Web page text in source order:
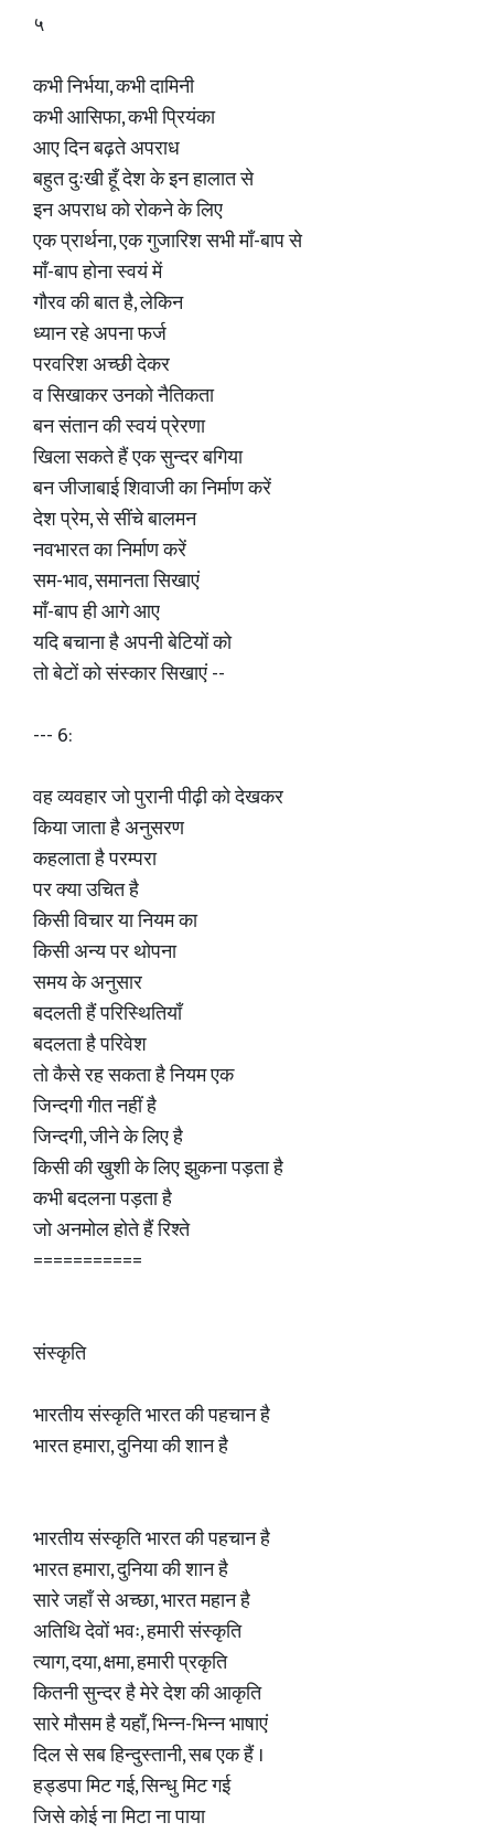
५
कभी निर्भया, कभी दामिनी
कभी आसिफा, कभी प्रियंका
आए दिन बढ़ते अपराध
बहुत दुःखी हूँ देश के इन हालात से
इन अपराध को रोकने के लिए
एक प्रार्थना, एक गुजारिश सभी माँ-बाप से
माँ-बाप होना स्वयं में
गौरव की बात है, लेकिन
ध्यान रहे अपना फर्ज
परवरिश अच्छी देकर
व सिखाकर उनको नैतिकता
बन संतान की स्वयं प्रेरणा
खिला सकते हैं एक सुन्दर बगिया
बन जीजाबाई शिवाजी का निर्माण करें
देश प्रेम, से सींचे बालमन
नवभारत का निर्माण करें
सम-भाव, समानता सिखाएं
माँ-बाप ही आगे आए
यदि बचाना है अपनी बेटियों को
तो बेटों को संस्कार सिखाएं --
--- 6:
वह व्यवहार जो पुरानी पीढ़ी को देखकर
किया जाता है अनुसरण
कहलाता है परम्परा
पर क्या उचित है
किसी विचार या नियम का
किसी अन्य पर थोपना
समय के अनुसार
बदलती हैं परिस्थितियाँ
बदलता है परिवेश
तो कैसे रह सकता है नियम एक
जिन्दगी गीत नहीं है
जिन्दगी, जीने के लिए है
किसी की खुशी के लिए झुकना पड़ता है
कभी बदलना पड़ता है
जो अनमोल होते हैं रिश्ते
===========
संस्कृति
भारतीय संस्कृति भारत की पहचान है
भारत हमारा, दुनिया की शान है
भारतीय संस्कृति भारत की पहचान है
भारत हमारा, दुनिया की शान है
सारे जहाँ से अच्छा, भारत महान है
अतिथि देवों भवः, हमारी संस्कृति
त्याग, दया, क्षमा, हमारी प्रकृति
कितनी सुन्दर है मेरे देश की आकृति
सारे मौसम है यहाँ, भिन्न-भिन्न भाषाएं
दिल से सब हिन्दुस्तानी, सब एक हैं ।
हड्डपा मिट गई, सिन्धु मिट गई
जिसे कोई ना मिटा ना पाया